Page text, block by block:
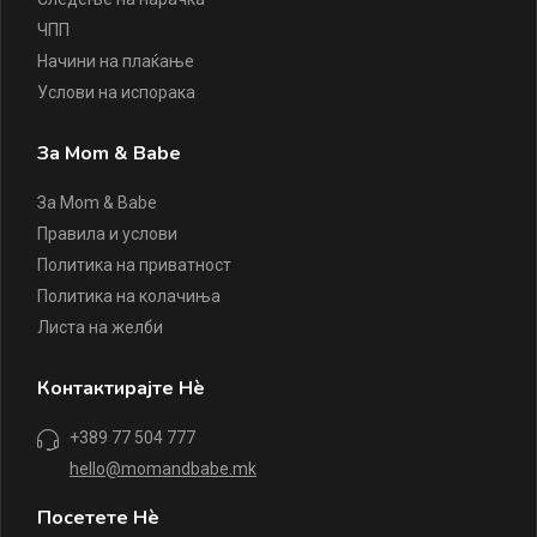
ЧПП
Начини на плаќање
Услови на испорака
За Mom & Babe
За Mom & Babe
Правила и услови
Политика на приватност
Политика на колачиња
Листа на желби
Контактирајте Нè
+389 77 504 777
hello@momandbabe.mk
Посетете Нè